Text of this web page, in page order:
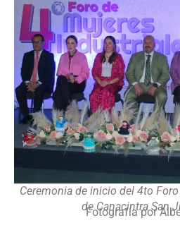
Ceremonia de inicio del 4to
de Canacintra San
Fotografía por